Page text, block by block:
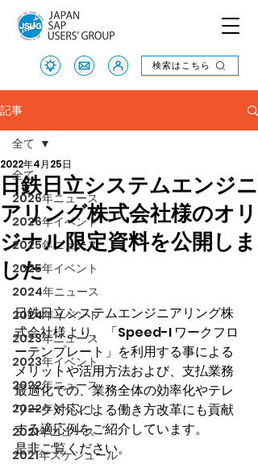
検索はこちら
検索はこちら
記事
全て
2026年ニュース
2026年イベント
2025年ニュース
2025年イベント
2024年ニュース
2024年イベント
2023年ニュース
2023年イベント
2022年ニュース
2022年イベント
2021年ニュース
2021年スケジュール
全て
日鉄日立システムエンジニ
アリング株式会社様のオリ
ジナル限定資料を公開しま
した
2022年4月25日
日鉄日立システムエンジニアリング株
式会社様より、「Speed-I ワークフロ
ーテンプレート」を利用する事による
メリットや活用方法および、支払業務
最適化での、業務全体の効率化やテレ
ワーク対応による働き方改革にも貢献
する適応例をご紹介しています。
是非ご覧ください。